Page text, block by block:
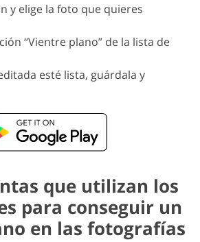
y elige la foto que quieres
“Vientre plano” de la lista de
esté lista, guárdala y
que utilizan los
para conseguir un
en las fotografías